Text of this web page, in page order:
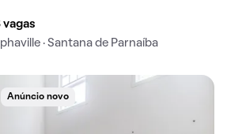
vagas
· Santana de Parnaíba
Anúncio novo